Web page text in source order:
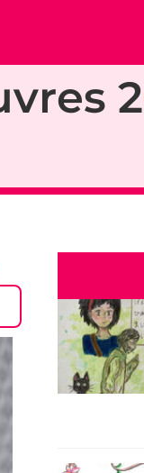
2